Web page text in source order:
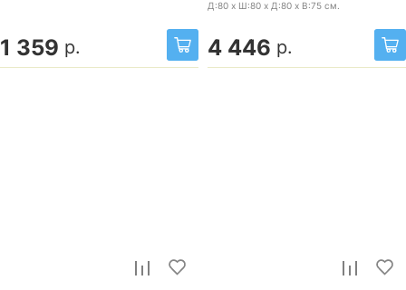
1 359 р.
Д:80 x Ш:80 x Д:80 x В:75 см.
4 446 р.